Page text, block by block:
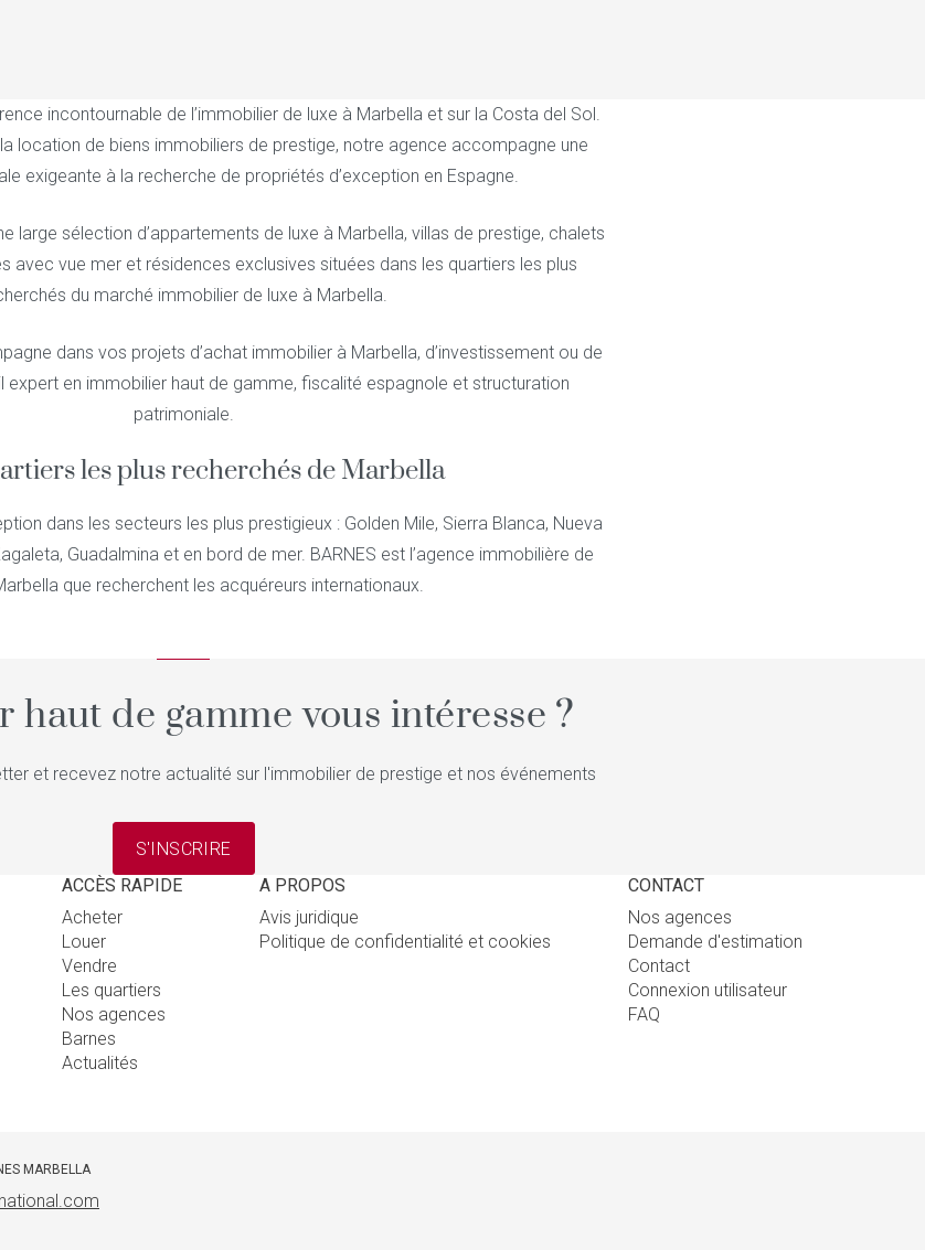
incontournable de l’immobilier de luxe à Marbella et sur la Costa del Sol.
location de biens immobiliers de prestige, notre agence accompagne une
exigeante à la recherche de propriétés d’exception en Espagne.
large sélection d’appartements de luxe à Marbella, villas de prestige, chalets
avec vue mer et résidences exclusives situées dans les quartiers les plus
du marché immobilier de luxe à Marbella.
dans vos projets d’achat immobilier à Marbella, d’investissement ou de
expert en immobilier haut de gamme, fiscalité espagnole et structuration
patrimoniale.
les plus recherchés de Marbella
dans les secteurs les plus prestigieux : Golden Mile, Sierra Blanca, Nueva
Guadalmina et en bord de mer. BARNES est l’agence immobilière de
que recherchent les acquéreurs internationaux.
haut de gamme vous intéresse ?
et recevez notre actualité sur l'immobilier de prestige et nos événements
S'INSCRIRE
ACCÈS RAPIDE
Acheter
Louer
Vendre
Les quartiers
Nos agences
Barnes
Actualités
A PROPOS
Avis juridique
Politique de confidentialité et cookies
CONTACT
Nos agences
Demande d'estimation
Contact
Connexion utilisateur
FAQ
MARBELLA